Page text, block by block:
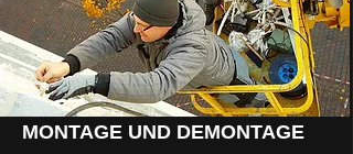
MONTAGE UND DEMONTAGE